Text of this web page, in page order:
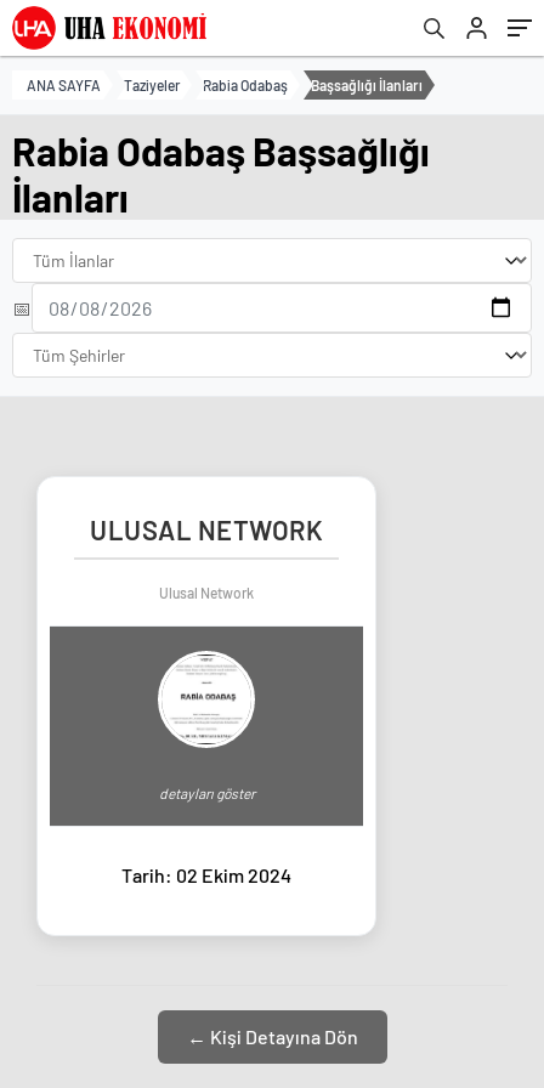
ANA SAYFA Taziyeler Rabia Odabaş Başsağlığı İlanları
Rabia Odabaş Başsağlığı
İlanları
📅
ULUSAL NETWORK
Ulusal Network
detayları göster
Tarih: 02 Ekim 2024
← Kişi Detayına Dön